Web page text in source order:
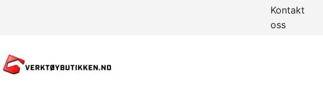
Kontakt
oss